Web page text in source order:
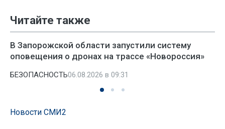
Читайте также
В Запорожской области запустили систему
оповещения о дронах на трассе «Новороссия»
БЕЗОПАСНОСТЬ06.08.2026 в 09:31
Новости СМИ2